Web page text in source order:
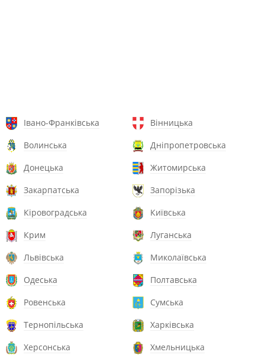
Івано-Франківська
Вінницька
Волинська
Дніпропетровська
Донецька
Житомирська
Закарпатська
Запорізька
Кіровоградська
Київська
Крим
Луганська
Львівська
Миколаївська
Одеська
Полтавська
Ровенська
Сумська
Тернопільська
Харківська
Херсонська
Хмельницька